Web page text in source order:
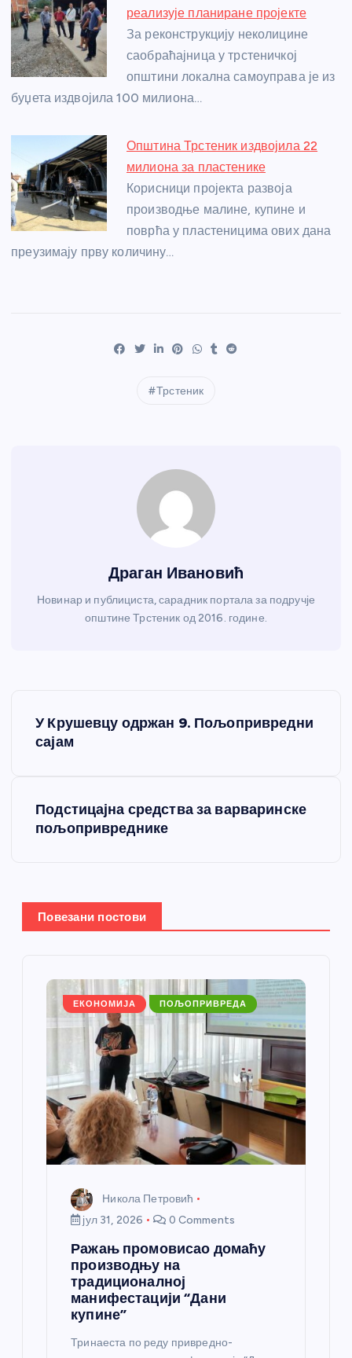
реализује планиране пројекте
За реконструкцију неколицине
саобраћајница у трстеничкој
општини локална самоуправа је из
буџета издвојила 100 милиона…
Општина Трстеник издвојила 22
милиона за пластенике
Корисници пројекта развоја
производње малине, купине и
поврћа у пластеницима ових дана
преузимају прву количину…
Трстеник
Драган Ивановић
Новинар и публициста, сарадник портала за подручје
општине Трстеник од 2016. године.
њ
е
У Крушевцу одржан 9. Пољопривредни
сајам
Подстицајна средства за варваринске
пољопривреднике
Повезани постови
ЕКОНОМИЈА ПОЉОПРИВРЕДА
Никола Петровић
јул 31, 2026
0 Comments
Ражањ промовисао домаћу
производњу на
традиционалној
манифестацији “Дани
купине”
Тринаеста по реду привредно-